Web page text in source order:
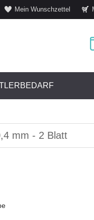
Mein Wunschzettel
mm - 2 Blatt